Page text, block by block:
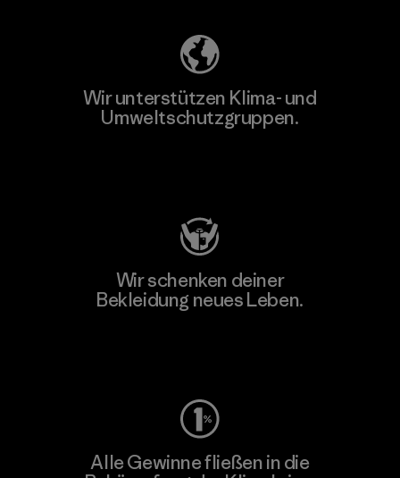
Wir unterstützen Klima- und
Umweltschutzgruppen.
Wir schenken deiner
Bekleidung neues Leben.
Alle Gewinne fließen in die